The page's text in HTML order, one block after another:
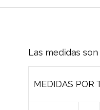
Las medidas
MEDIDAS POR